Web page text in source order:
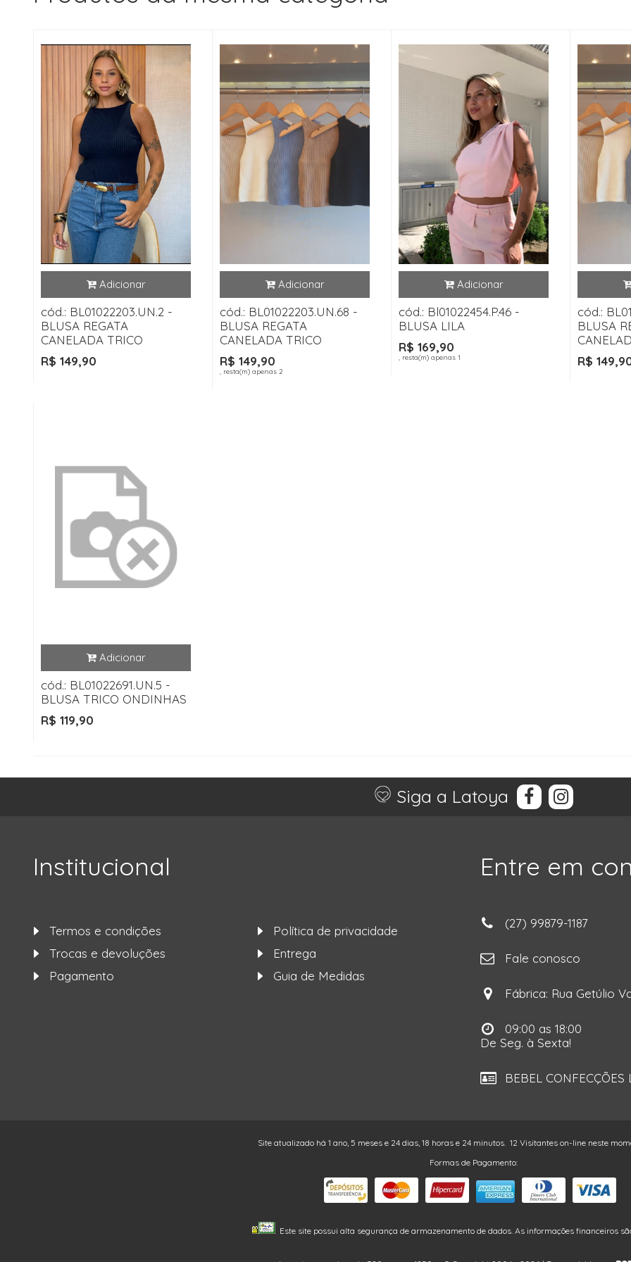
cód.: BL01022203.UN.2 -
BLUSA REGATA
CANELADA TRICO
R$ 149,90
cód.: BL01022203.UN.68 -
BLUSA REGATA
CANELADA TRICO
R$ 149,90
, resta(m) apenas 2
cód.: Bl01022454.P.46 -
BLUSA LILA
R$ 169,90
, resta(m) apenas 1
cód.:
BLUSA
R$
cód.: BL01022691.UN.5 -
BLUSA TRICO ONDINHAS
R$ 119,90
Siga a Latoya
Institucional
Termos e condições
Política de privacidade
Trocas e devoluções
Entrega
Pagamento
Guia de Medidas
Entre em
(27) 99879-1187
Fale conosco
Fábrica: Rua Getúlio
09:00 as 18:00
De Seg. à Sexta!
BEBEL
Site atualizado há 1 ano, 5 meses e 24 dias, 18 horas e 24 minutos. 12 Visitantes on-line neste
Formas de Pagamento:
Este site possui alta segurança de armazenamento de dados. As informações financeiros